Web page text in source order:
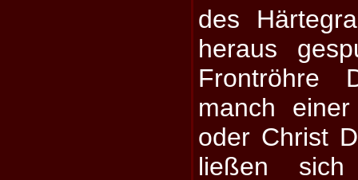
des
heraus
Frontröhre
manch
oder Christ
ließen